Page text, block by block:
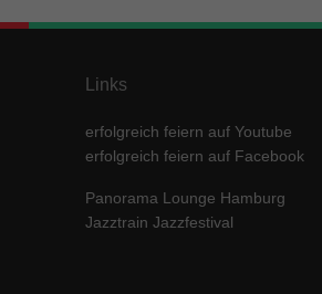
Links
erfolgreich feiern auf Youtube
erfolgreich feiern auf Facebook
Panorama Lounge Hamburg
Jazztrain Jazzfestival
Cookie-Informationen
Inhalte von Videoplattformen und Social-Media-
Wenn Cookies von externen Medien akzeptiert
keiner manuellen Einwilligung mehr.